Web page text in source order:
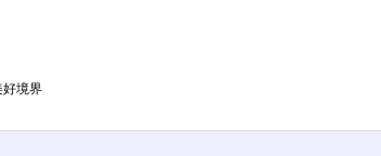
好境界